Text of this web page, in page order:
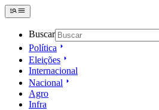
Buscar
Política
Eleições
Internacional
Nacional
Agro
Infra